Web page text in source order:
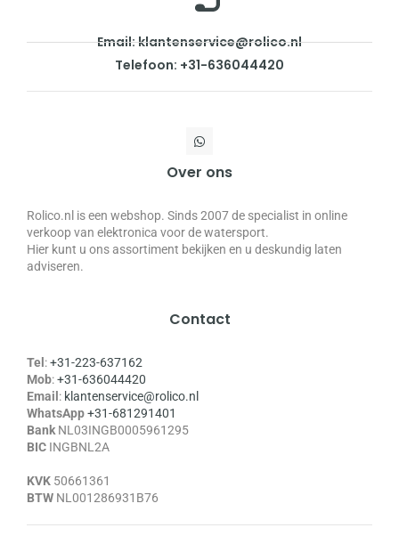
Email: klantenservice@rolico.nl
Telefoon: +31-636044420
Over ons
Rolico.nl is een webshop. Sinds 2007 de specialist in online
verkoop van elektronica voor de watersport.
Hier kunt u ons assortiment bekijken en u deskundig laten
adviseren.
Contact
Tel :+31-223-637162
Mob:+31-636044420
Email : klantenservice@rolico.nl
WhatsApp+31-681291401
Bank NL03INGB0005961295
BIC INGBNL2A
KVK 50661361
BTW NL001286931B76